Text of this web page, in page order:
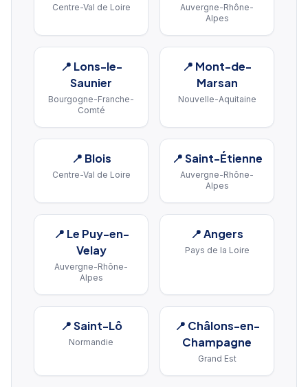
Centre-Val de Loire
Auvergne-Rhône-
Alpes
📍 Lons-le-
Saunier
Bourgogne-Franche-
Comté
📍 Mont-de-
Marsan
Nouvelle-Aquitaine
📍 Blois
Centre-Val de Loire
📍Saint-Étienne
Auvergne-Rhône-
Alpes
📍 Le Puy-en-
Velay
Auvergne-Rhône-
Alpes
📍Angers
Pays de la Loire
📍Saint-Lô
Normandie
📍 Châlons-en-
Champagne
Grand Est